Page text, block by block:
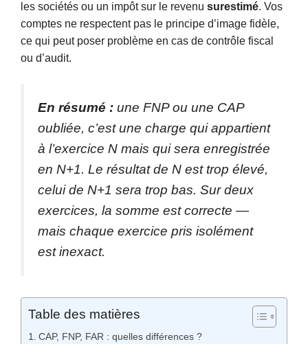
les sociétés ou un impôt sur le revenu surestimé. Vos
comptes ne respectent pas le principe d’image fidèle,
ce qui peut poser problème en cas de contrôle fiscal
ou d’audit.
En résumé : une FNP ou une CAP
oubliée, c’est une charge qui appartient
à l’exercice N mais qui sera enregistrée
en N+1. Le résultat de N est trop élevé,
celui de N+1 sera trop bas. Sur deux
exercices, la somme est correcte —
mais chaque exercice pris isolément
est inexact.
Table des matières
CAP, FNP, FAR : quelles différences ?